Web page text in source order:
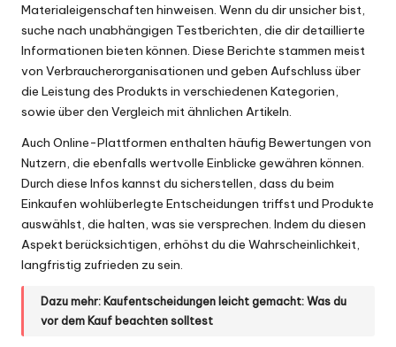
Materialeigenschaften hinweisen. Wenn du dir unsicher bist,
suche nach unabhängigen Testberichten, die dir detaillierte
Informationen bieten können. Diese Berichte stammen meist
von Verbraucherorganisationen und geben Aufschluss über
die Leistung des Produkts in verschiedenen Kategorien,
sowie über den Vergleich mit ähnlichen Artikeln.
Auch Online-Plattformen enthalten häufig Bewertungen von
Nutzern, die ebenfalls wertvolle Einblicke gewähren können.
Durch diese Infos kannst du sicherstellen, dass du beim
Einkaufen wohlüberlegte Entscheidungen triffst und Produkte
auswählst, die halten, was sie versprechen. Indem du diesen
Aspekt berücksichtigen, erhöhst du die Wahrscheinlichkeit,
langfristig zufrieden zu sein.
Dazu mehr: Kaufentscheidungen leicht gemacht: Was du
vor dem Kauf beachten solltest